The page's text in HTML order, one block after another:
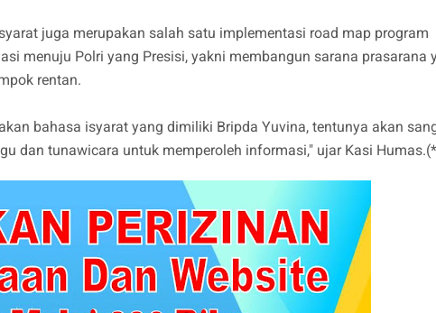
juga merupakan salah satu implementasi road map program
menuju Polri yang Presisi, yakni membangun sarana prasarana
rentan.
bahasa isyarat yang dimiliki Bripda Yuvina, tentunya akan
dan tunawicara untuk memperoleh informasi," ujar Kasi